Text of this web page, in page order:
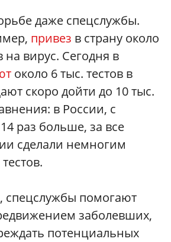
даже спецслужбы.
привез в страну около
на вирус. Сегодня в
около 6 тыс. тестов в
скоро дойти до 10 тыс.
в России, с
раз больше, за все
сделали немногим
спецслужбы помогают
заболевших,
потенциальных